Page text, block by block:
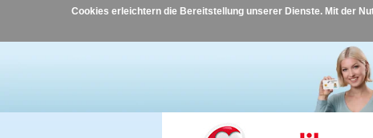
Cookies erleichtern die Bereitstellung unserer Dienste. Mit der